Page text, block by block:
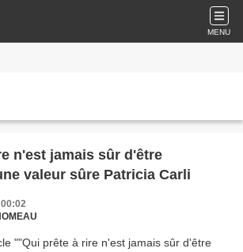
MENU
n'est jamais sûr d'être
valeur sûre Patricia Carli